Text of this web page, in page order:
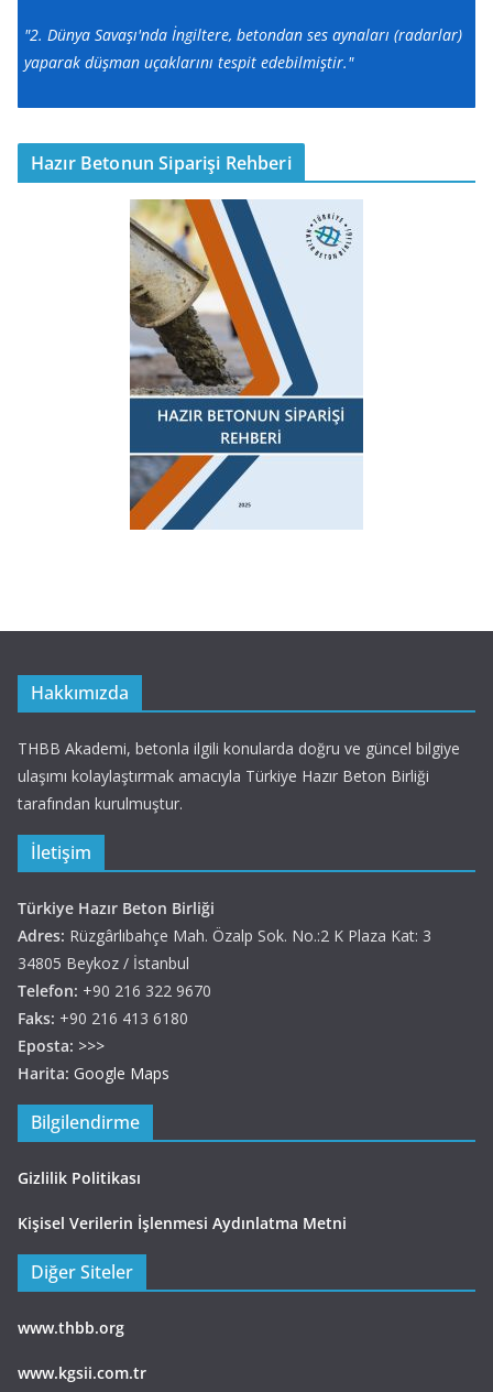
"2. Dünya Savaşı'nda İngiltere, betondan ses aynaları (radarlar)
yaparak düşman uçaklarını tespit edebilmiştir."
Hazır Betonun Siparişi Rehberi
Hakkımızda
THBB Akademi, betonla ilgili konularda doğru ve güncel bilgiye
ulaşımı kolaylaştırmak amacıyla Türkiye Hazır Beton Birliği
tarafından kurulmuştur.
İletişim
Türkiye Hazır Beton Birliği
Adres: Rüzgârlıbahçe Mah. Özalp Sok. No.:2 K Plaza Kat: 3
34805 Beykoz / İstanbul
Telefon: +90 216 322 9670
Faks: +90 216 413 6180
Eposta: >>>
Harita: Google Maps
Bilgilendirme
Gizlilik Politikası
Kişisel Verilerin İşlenmesi Aydınlatma Metni
Diğer Siteler
www.thbb.org
www.kgsii.com.tr